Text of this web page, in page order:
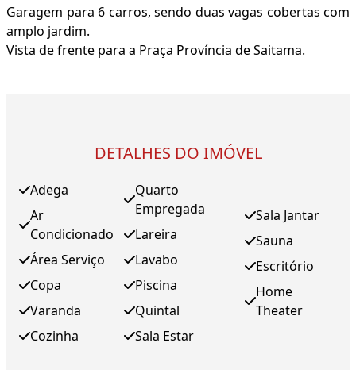
Garagem para 6 carros, sendo duas vagas cobertas com
amplo jardim.
Vista de frente para a Praça Província de Saitama.
DETALHES DO IMÓVEL
Adega
Ar
Condicionado
Área Serviço
Copa
Varanda
Cozinha
Quarto
Empregada
Lareira
Lavabo
Piscina
Quintal
Sala Estar
Sala Jantar
Sauna
Escritório
Home
Theater